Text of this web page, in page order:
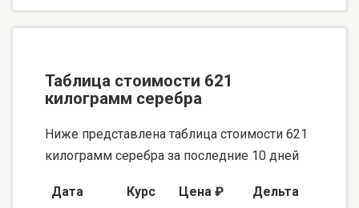
Таблица стоимости 621
килограмм серебра
Ниже представлена таблица стоимости 621
килограмм серебра за последние 10 дней
Дата
Курс
Цена ₽
Дельта